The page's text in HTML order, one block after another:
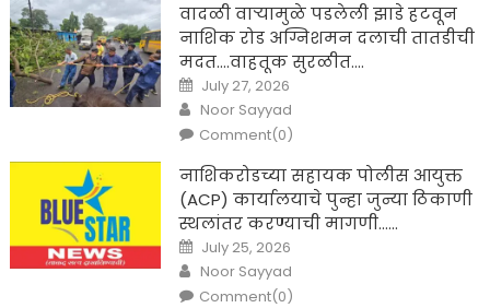
वादळी वाऱ्यामुळे पडलेली झाडे हटवून
नाशिक रोड अग्निशमन दलाची तातडीची
मदत….वाहतूक सुरळीत….
Posted
on
July 27, 2026
Author
Noor Sayyad
Comment(0)
नाशिकरोडच्या सहायक पोलीस आयुक्त
(ACP) कार्यालयाचे पुन्हा जुन्या ठिकाणी
स्थलांतर करण्याची मागणी……
Posted
on
July 25, 2026
Author
Noor Sayyad
Comment(0)